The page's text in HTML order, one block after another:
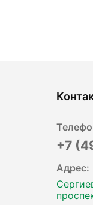
+7
Адрес: